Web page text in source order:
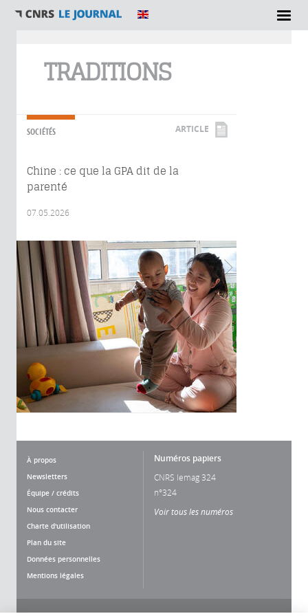
TRADITIONS
SOCIÉTÉS ARTICLE
Chine : ce que la GPA dit de la
parenté
07.05.2026
À propos
Newsletters
Équipe / crédits
Nous contacter
Charte d'utilisation
Plan du site
Données personnelles
Mentions légales
Numéros papiers
CNRS lemag 324
n°324
Voir tous les numéros